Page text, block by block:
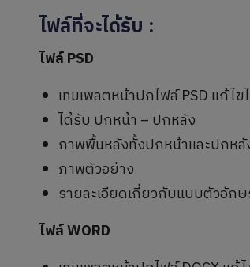
ไฟล์ที่จะได้รับ :
ไฟล์ PSD
เทมเพลตหน้าปกไฟล์ PSD แก้ไข
ได้รับ ปกหน้า – ปกหลัง
ภาพพื้นหลังทั้งปกหน้าและปกหลั
ภาพตัวอย่าง
รายละเอียดเกี่ยวกับแบบตัวอัก
ไฟล์ WORD